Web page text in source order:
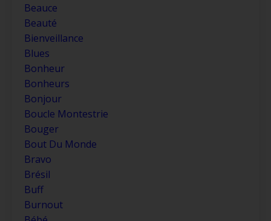
Beauce
Beauté
Bienveillance
Blues
Bonheur
Bonheurs
Bonjour
Boucle Montestrie
Bouger
Bout Du Monde
Bravo
Brésil
Buff
Burnout